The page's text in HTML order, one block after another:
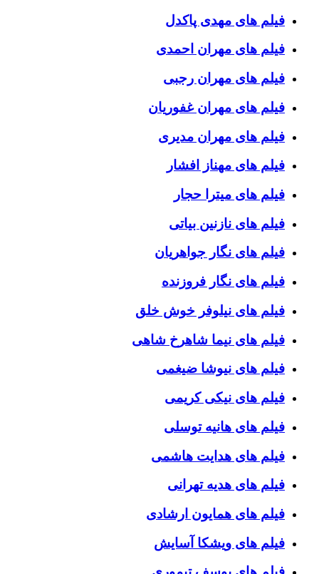
فیلم های مهدی پاکدل
فیلم های مهران احمدی
فیلم های مهران رجبی
فیلم های مهران غفوریان
فیلم های مهران مدیری
فیلم های مهناز افشار
فیلم های میترا حجار
فیلم های نازنین بیاتی
فیلم های نگار جواهریان
فیلم های نگار فروزنده
فیلم های نیلوفر خوش خلق
فیلم های نیما شاهرخ شاهی
فیلم های نیوشا ضیغمی
فیلم های نیکی کریمی
فیلم های هانیه توسلی
فیلم های هدایت هاشمی
فیلم های هدیه تهرانی
فیلم های همایون ارشادی
فیلم های ویشکا آسایش